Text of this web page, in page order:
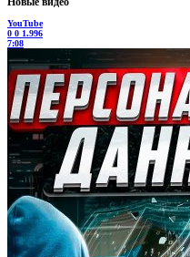
YouTube
0 0 1.996
7:08